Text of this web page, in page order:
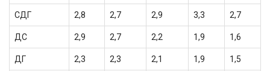
СДГ 2,8 2,7 2,9 3,3 2,7
ДС 2,9 2,7 2,2 1,9 1,6
ДГ 2,3 2,3 2,1 1,9 1,5